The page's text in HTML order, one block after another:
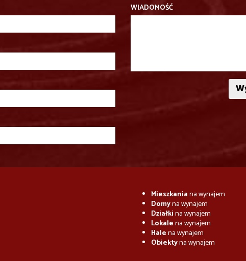
WIADOMOŚĆ
Mieszkaniana wynajem
Domyna wynajem
Działkina wynajem
Lokalena wynajem
Halena wynajem
Obiektyna wynajem